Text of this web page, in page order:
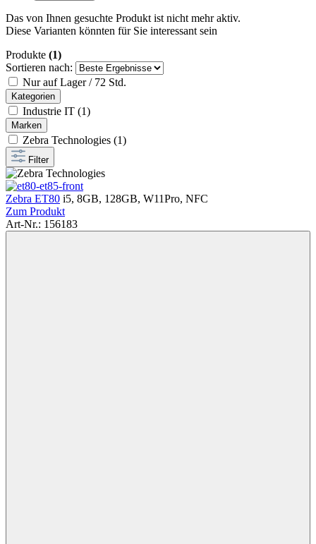
Das von Ihnen gesuchte Produkt ist nicht mehr aktiv.
Diese Varianten könnten für Sie interessant sein
Produkte (1)
Sortieren nach:
Nur auf Lager / 72 Std.
Kategorien
Industrie IT (1)
Marken
Zebra Technologies (1)
Filter
Zebra ET80 i5, 8GB, 128GB, W11Pro, NFC
Zum Produkt
Art-Nr.: 156183